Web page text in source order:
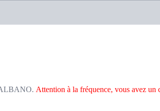
ALBANO. Attention à la fréquence, vous avez un